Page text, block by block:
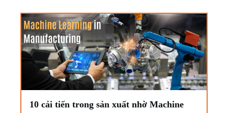
10 cải tiến trong sản xuất nhờ Machine